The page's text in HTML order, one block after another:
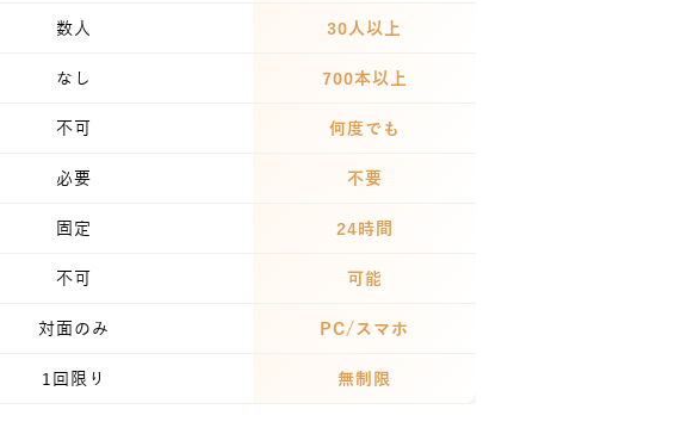
数人 30人以上
なし 700本以上
不可 何度でも
必要 不要
固定 24時間
不可 可能
対面のみ PC/スマホ
1回限り 無制限